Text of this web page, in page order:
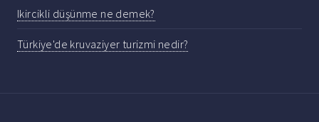
Ikircikli düşünme ne demek?
Türkiye'de kruvaziyer turizmi nedir?